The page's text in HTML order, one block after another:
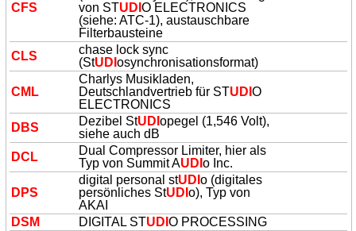
CFS
von STUDIO ELECTRONICS
(siehe: ATC-1), austauschbare
Filterbausteine
CLS
chase lock sync
(StUDIosynchronisationsformat)
CML
Charlys Musikladen,
Deutschlandvertrieb für STUDIO
ELECTRONICS
DBS
Dezibel StUDIopegel (1,546 Volt),
siehe auch dB
DCL
Dual Compressor Limiter, hier als
Typ von Summit AUDIo Inc.
DPS
digital personal stUDIo (digitales
persönliches StUDIo), Typ von
AKAI
DSM
DIGITAL STUDIO PROCESSING